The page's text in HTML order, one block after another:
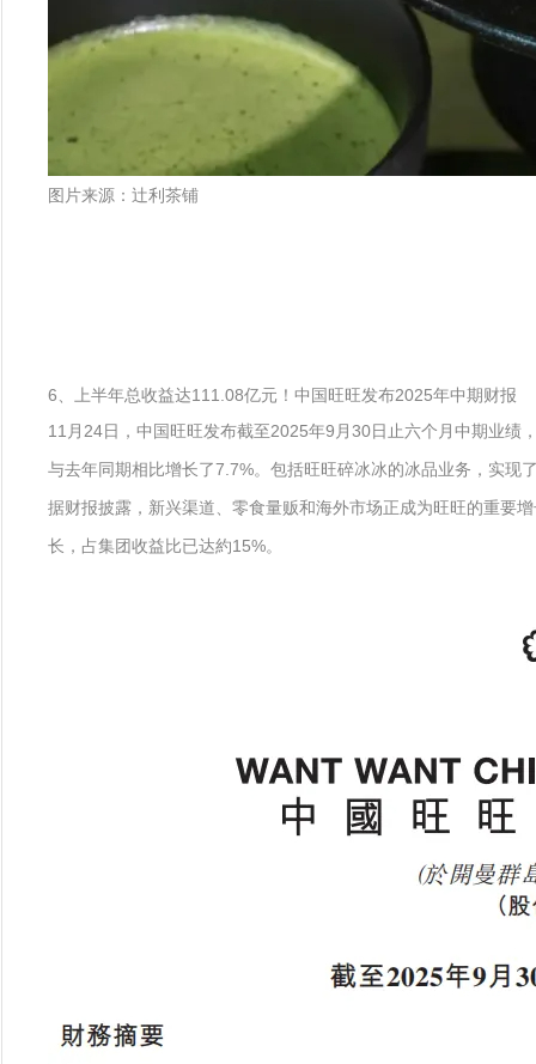
图片来源：辻利茶铺
6、上半年总收益达111.08亿元！中国旺旺发布2025年中期财报
11月24日，中国旺旺发布截至2025年9月30日止六个月中期业绩
与去年同期相比增长了7.7%。包括旺旺碎冰冰的冰品业务，实
据财报披露，新兴渠道、零食量贩和海外市场正成为旺旺的重要
长，占集团收益比已达約15%。